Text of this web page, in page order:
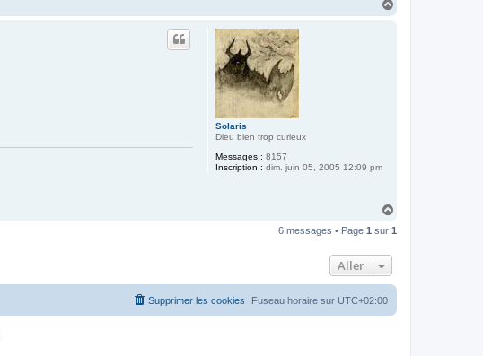
Solaris
Dieu bien trop curieux
Messages : 8157
Inscription : dim. juin 05, 2005 12:09 pm
u
6 messages • Page 1 sur 1
Aller
Fuseau horaire sur UTC+02:00
Supprimer les cookies